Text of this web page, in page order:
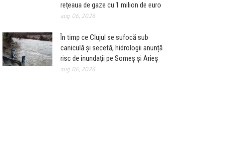
rețeaua de gaze cu 1 milion de euro
aug. 06, 2026
În timp ce Clujul se sufocă sub
caniculă și secetă, hidrologii anunță
risc de inundații pe Someș și Arieș
aug. 06, 2026